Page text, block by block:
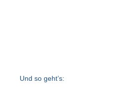
Und so geht’s: